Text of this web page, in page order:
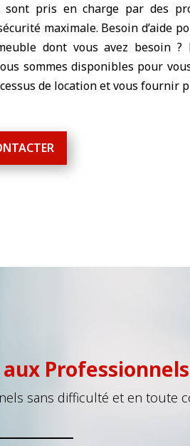
sont pris en charge par des
maximale. Besoin d’aide
dont vous avez besoin ?
sommes disponibles pour
de location et vous fournir
Professionnels
sans difficulté et en toute